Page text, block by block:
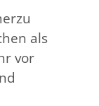
als
vor